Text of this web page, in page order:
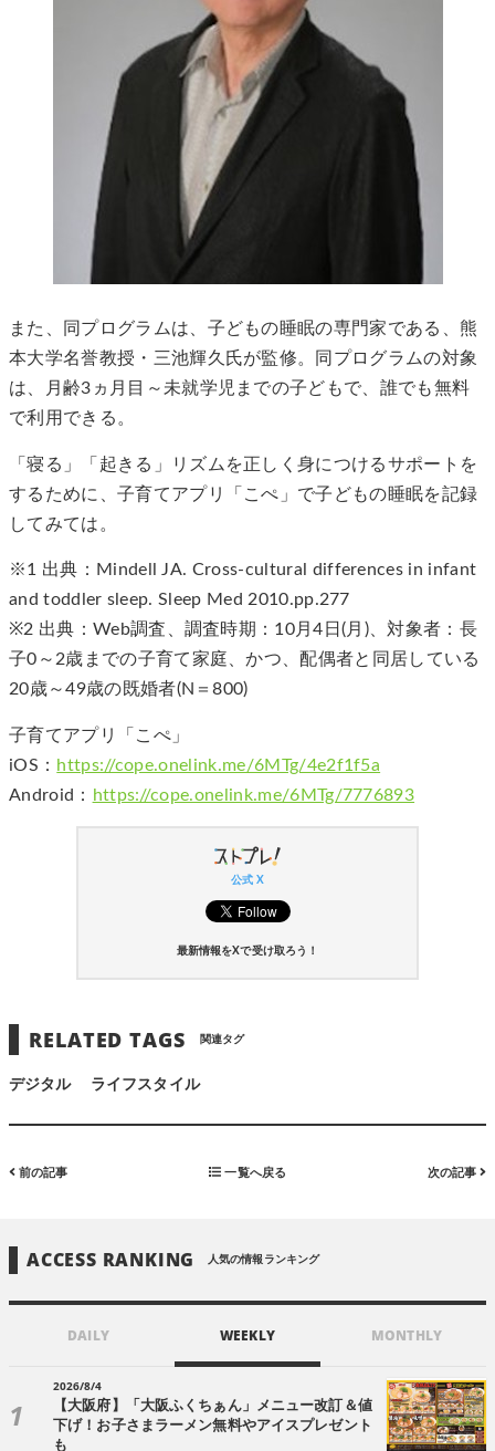
また、同プログラムは、子どもの睡眠の専門家である、熊
本大学名誉教授・三池輝久氏が監修。同プログラムの対象
は、月齢3ヵ月目～未就学児までの子どもで、誰でも無料
で利用できる。
「寝る」「起きる」リズムを正しく身につけるサポートを
するために、子育てアプリ「こぺ」で子どもの睡眠を記録
してみては。
※1 出典：Mindell JA. Cross-cultural differences in infant
and toddler sleep. Sleep Med 2010.pp.277
※2 出典：Web調査、調査時期：10月4日(月)、対象者：長
子0～2歳までの子育て家庭、かつ、配偶者と同居している
20歳～49歳の既婚者(N＝800)
子育てアプリ「こぺ」
iOS： https://cope.onelink.me/6MTg/4e2f1f5a
Android： https://cope.onelink.me/6MTg/7776893
公式 X
最新情報をXで受け取ろう！
RELATED TAGS 関連タグ
デジタル ライフスタイル
前の記事 一覧へ戻る 次の記事
ACCESS RANKING 人気の情報ランキング
DAILY WEEKLY MONTHLY
2026/8/4
【大阪府】「大阪ふくちぁん」メニュー改訂＆値
下げ！お子さまラーメン無料やアイスプレゼント
も